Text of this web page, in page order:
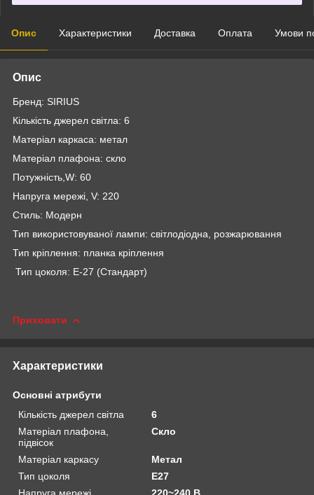
Опис Характеристики Доставка Оплата Умови
Опис
Бренд: SIRIUS
Кількість джерел світла: 6
Матеріал каркаса: метал
Матеріал плафона: скло
Потужність,W: 60
Напруга мережі, V: 220
Стиль: Модерн
Тип використовуваної лампи: світлодіодна, розжарювання
Тип кріплення: планка кріплення
Тип цоколя: E-27 (Стандарт)
Приховати
Характеристики
Основні атрибути
Кількість джерел світла
6
Матеріал плафона,
підвісок
Скло
Матеріал каркасу
Метал
Тип цоколя
E27
Напруга мережі
220~240 В